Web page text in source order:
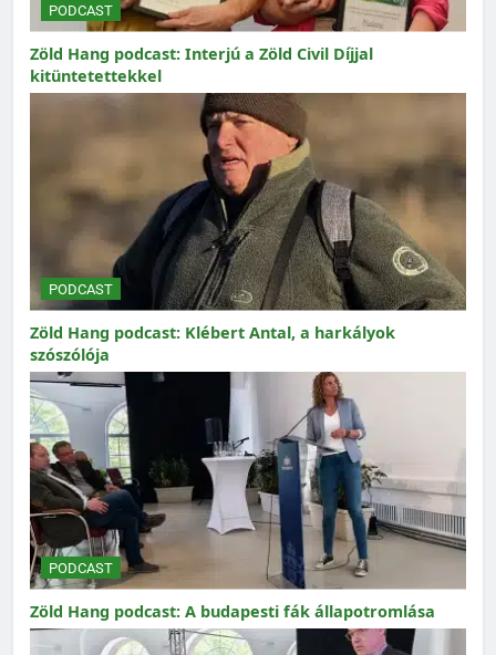
PODCAST
Zöld Hang podcast: Interjú a Zöld Civil Díjjal
kitüntetettekkel
PODCAST
Zöld Hang podcast: Klébert Antal, a harkályok
szószólója
PODCAST
Zöld Hang podcast: A budapesti fák állapotromlása